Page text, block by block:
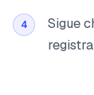
4
Sigue
registra